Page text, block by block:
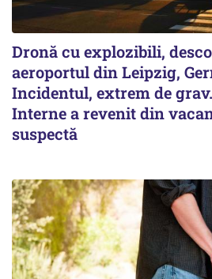
Dronă cu explozibili,
aeroportul din Leipzig,
Incidentul, extrem de
Interne a revenit din
suspectă